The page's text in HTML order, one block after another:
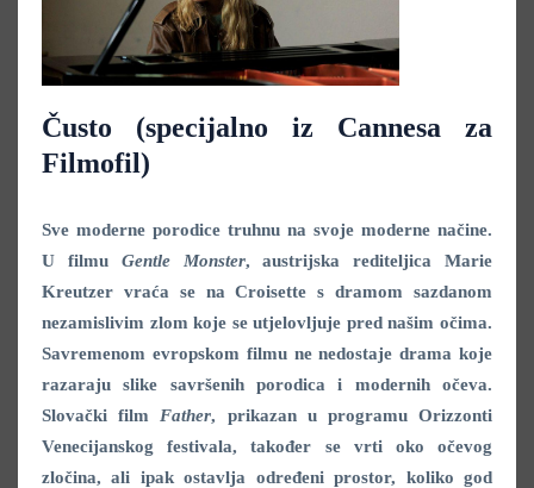
Čusto (specijalno iz Cannesa za
Filmofil)
Sve moderne porodice truhnu na svoje moderne načine.
U filmu Gentle Monster, austrijska rediteljica Marie
Kreutzer vraća se na Croisette s dramom sazdanom
nezamislivim zlom koje se utjelovljuje pred našim očima.
Savremenom evropskom filmu ne nedostaje drama koje
razaraju slike savršenih porodica i modernih očeva.
Slovački film Father, prikazan u programu Orizzonti
Venecijanskog festivala, također se vrti oko očevog
zločina, ali ipak ostavlja određeni prostor, koliko god